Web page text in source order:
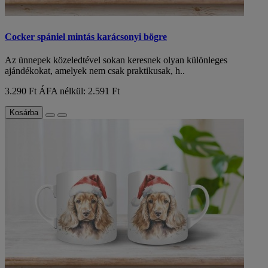
Cocker spániel mintás karácsonyi bögre
Az ünnepek közeledtével sokan keresnek olyan különleges
ajándékokat, amelyek nem csak praktikusak, h..
3.290 Ft ÁFA nélkül: 2.591 Ft
Kosárba